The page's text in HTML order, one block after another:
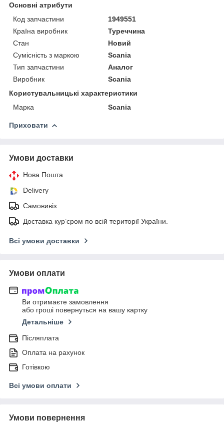
Основні атрибути
Код запчастини
1949551
Країна виробник
Туреччина
Стан
Новий
Сумісність з маркою
Scania
Тип запчастини
Аналог
Виробник
Scania
Користувальницькі характеристики
Марка
Scania
Приховати
Умови доставки
Нова Пошта
Delivery
Самовивіз
Доставка кур’єром по всій території України.
Всі умови доставки
Умови оплати
Ви отримаєте замовлення
або гроші повернуться на вашу картку
Детальніше
Післяплата
Оплата на рахунок
Готівкою
Всі умови оплати
Умови повернення